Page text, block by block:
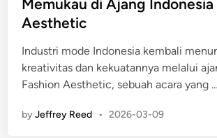
T
e
a
t
a
d
e
i
n
Memukau di Ajang Indonesia
Aesthetic
Industri mode Indonesia kembali
kreativitas dan kekuatannya melalui
Fashion Aesthetic, sebuah acara yang …
byJeffrey Reed • 2026-03-09